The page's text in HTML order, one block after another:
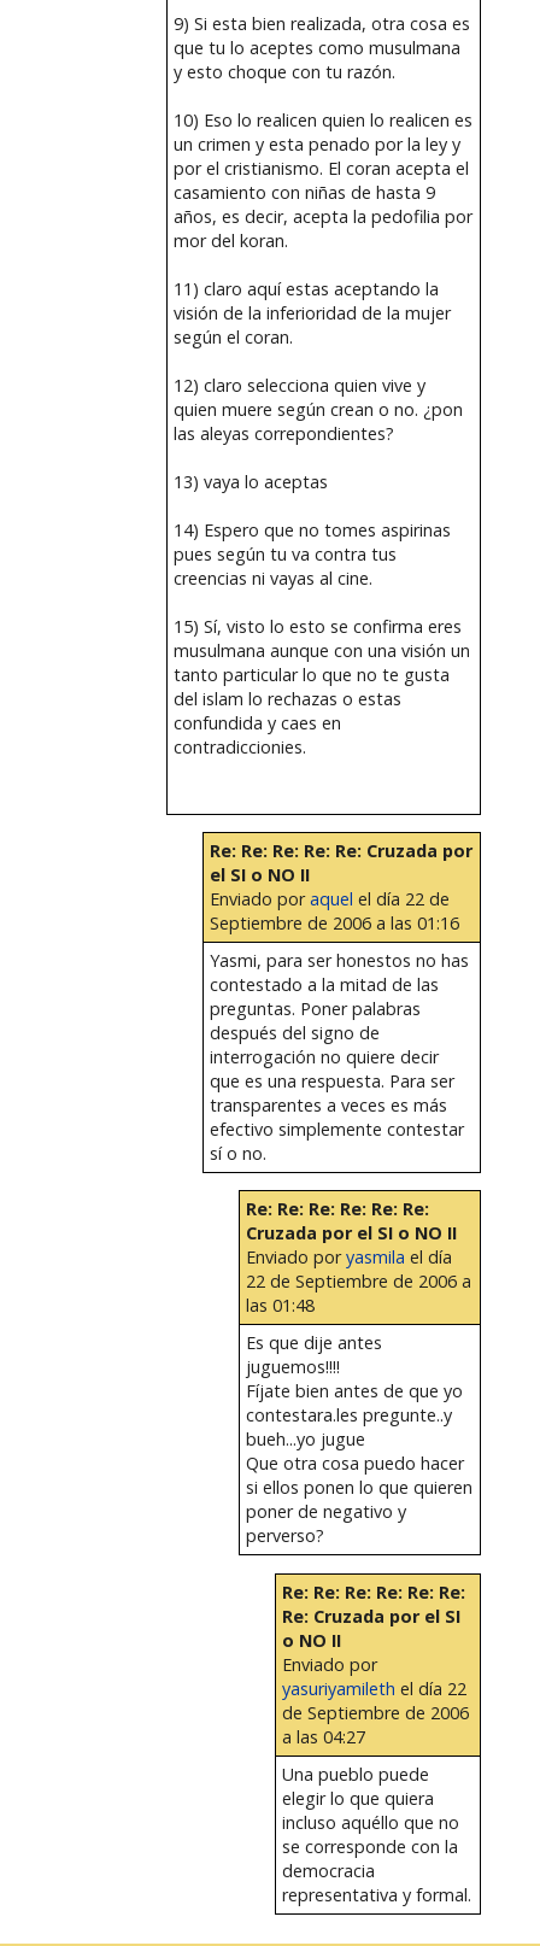
9) Si esta bien realizada, otra cosa es
que tu lo aceptes como musulmana
y esto choque con tu razón.
10) Eso lo realicen quien lo realicen es
un crimen y esta penado por la ley y
por el cristianismo. El coran acepta el
casamiento con niñas de hasta 9
años, es decir, acepta la pedofilia por
mor del koran.
11) claro aquí estas aceptando la
visión de la inferioridad de la mujer
según el coran.
12) claro selecciona quien vive y
quien muere según crean o no. ¿pon
las aleyas correpondientes?
13) vaya lo aceptas
14) Espero que no tomes aspirinas
pues según tu va contra tus
creencias ni vayas al cine.
15) Sí, visto lo esto se confirma eres
musulmana aunque con una visión un
tanto particular lo que no te gusta
del islam lo rechazas o estas
confundida y caes en
contradiccionies.
Re: Re: Re: Re: Re: Cruzada por
el SI o NO II
Enviado poraquel el día 22 de
Septiembre de 2006 a las 01:16
Yasmi, para ser honestos no has
contestado a la mitad de las
preguntas. Poner palabras
después del signo de
interrogación no quiere decir
que es una respuesta. Para ser
transparentes a veces es más
efectivo simplemente contestar
sí o no.
Re: Re: Re: Re: Re: Re:
Cruzada por el SI o NO II
Enviado poryasmila el día
22 de Septiembre de 2006 a
las 01:48
Es que dije antes
juguemos!!!!
Fíjate bien antes de que yo
contestara.les pregunte..y
bueh...yo jugue
Que otra cosa puedo hacer
si ellos ponen lo que quieren
poner de negativo y
perverso?
Re: Re: Re: Re: Re: Re:
Re: Cruzada por el SI
o NO II
Enviado por
yasuriyamileth el día 22
de Septiembre de 2006
a las 04:27
Una pueblo puede
elegir lo que quiera
incluso aquéllo que no
se corresponde con la
democracia
representativa y formal.